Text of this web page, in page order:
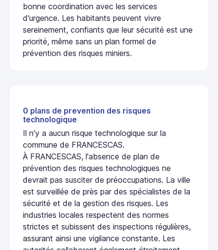
bonne coordination avec les services
d'urgence. Les habitants peuvent vivre
sereinement, confiants que leur sécurité est une
priorité, même sans un plan formel de
prévention des risques miniers.
0 plans de prevention des risques
technologique
Il n'y a aucun risque technologique sur la
commune de FRANCESCAS.
À FRANCESCAS, l'absence de plan de
prévention des risques technologiques ne
devrait pas susciter de préoccupations. La ville
est surveillée de près par des spécialistes de la
sécurité et de la gestion des risques. Les
industries locales respectent des normes
strictes et subissent des inspections régulières,
assurant ainsi une vigilance constante. Les